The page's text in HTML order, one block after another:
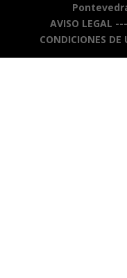
AVISO LEGAL
CONDICIONES DE